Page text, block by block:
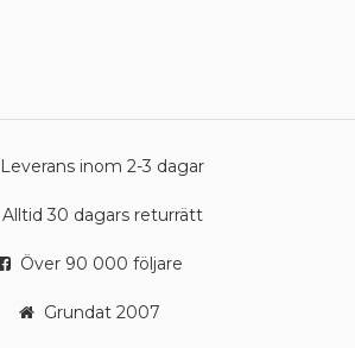
Leverans inom 2-3 dagar
Alltid 30 dagars returrätt
Över 90 000 följare
Grundat 2007